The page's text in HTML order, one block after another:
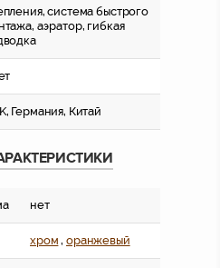
система быстрого
аэратор, гибкая
Германия, Китай
нет
хром , оранжевый